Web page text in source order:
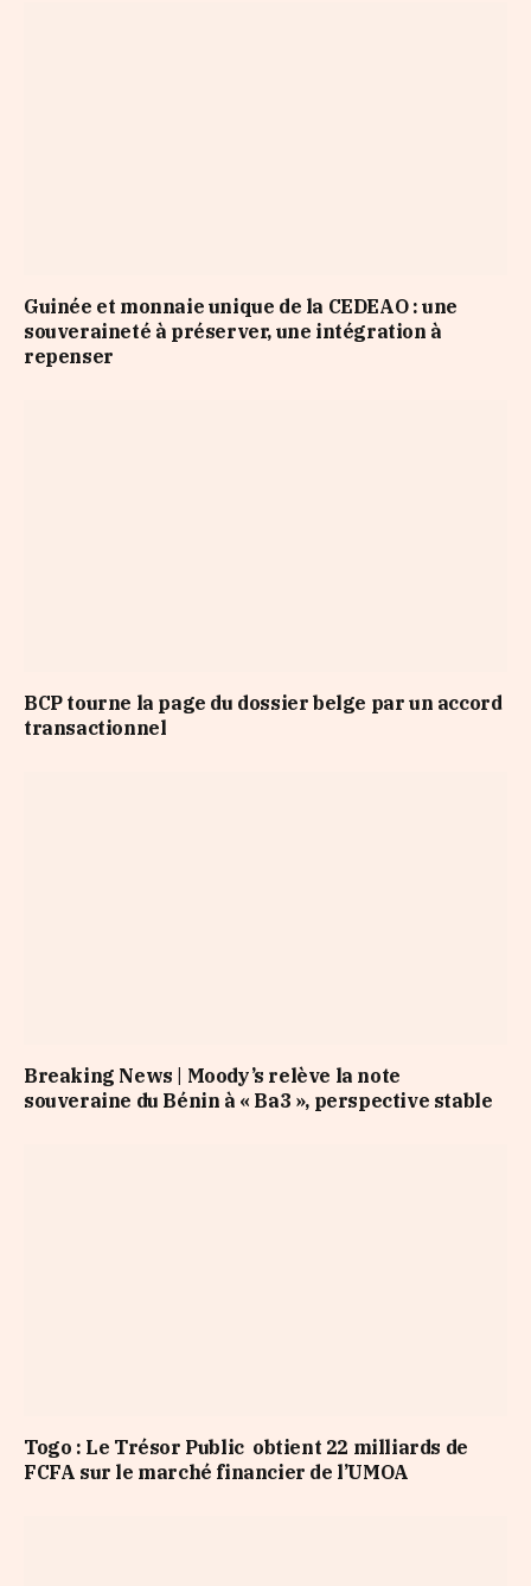
Guinée et monnaie unique de la CEDEAO : une
souveraineté à préserver, une intégration à
repenser
BCP tourne la page du dossier belge par un accord
transactionnel
Breaking News | Moody’s relève la note
souveraine du Bénin à « Ba3 », perspective stable
Togo : Le Trésor Public obtient 22 milliards de
FCFA sur le marché financier de l’UMOA